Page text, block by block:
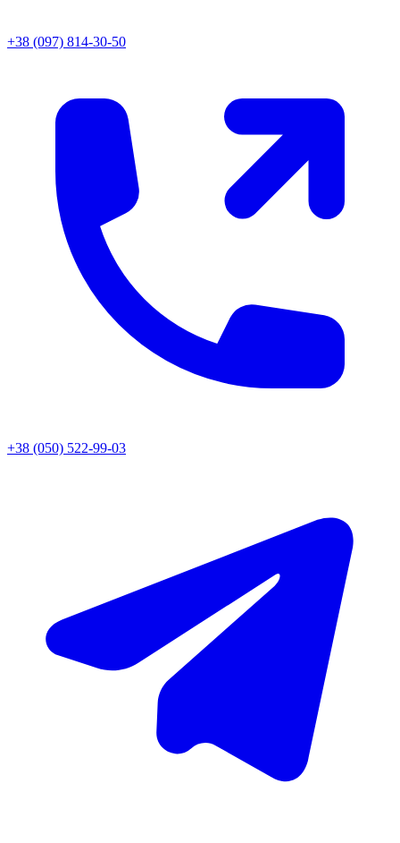
+38 (097) 814-30-50
+38 (050) 522-99-03